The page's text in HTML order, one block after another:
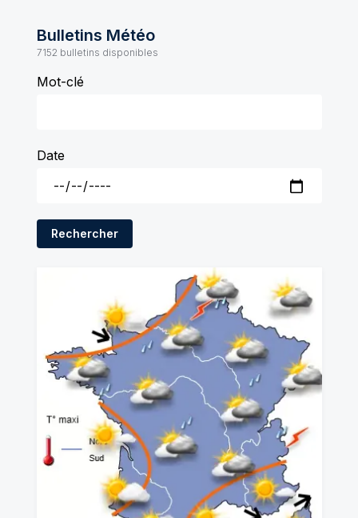
Bulletins Météo
7152 bulletins disponibles
Mot-clé
Date
Rechercher